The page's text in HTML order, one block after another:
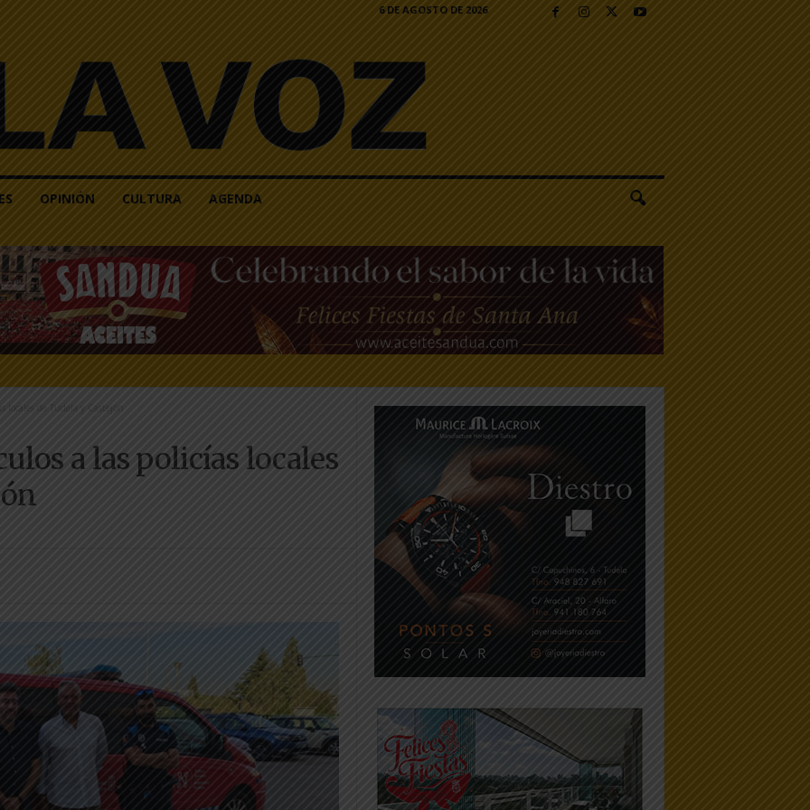
6 DE AGOSTO DE 2026
OPINIÓN CULTURA AGENDA
locales de Tudela y Castejón
a las policías locales